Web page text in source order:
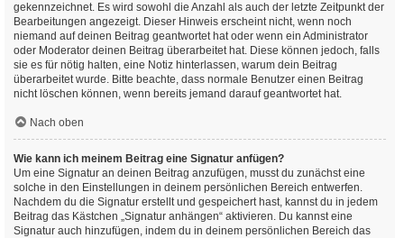
gekennzeichnet. Es wird sowohl die Anzahl als auch der letzte Zeitpunkt der
Bearbeitungen angezeigt. Dieser Hinweis erscheint nicht, wenn noch
niemand auf deinen Beitrag geantwortet hat oder wenn ein Administrator
oder Moderator deinen Beitrag überarbeitet hat. Diese können jedoch, falls
sie es für nötig halten, eine Notiz hinterlassen, warum dein Beitrag
überarbeitet wurde. Bitte beachte, dass normale Benutzer einen Beitrag
nicht löschen können, wenn bereits jemand darauf geantwortet hat.
Nach oben
Wie kann ich meinem Beitrag eine Signatur anfügen?
Um eine Signatur an deinen Beitrag anzufügen, musst du zunächst eine
solche in den Einstellungen in deinem persönlichen Bereich entwerfen.
Nachdem du die Signatur erstellt und gespeichert hast, kannst du in jedem
Beitrag das Kästchen „Signatur anhängen“ aktivieren. Du kannst eine
Signatur auch hinzufügen, indem du in deinem persönlichen Bereich das